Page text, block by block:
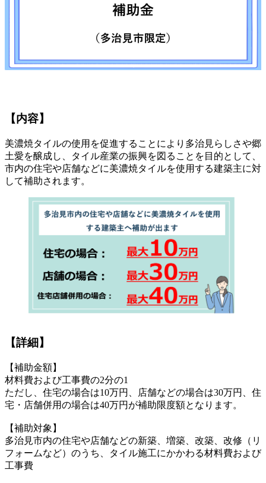
【内容】
美濃焼タイルの使用を促進することにより多治見らしさや郷
土愛を醸成し、タイル産業の振興を図ることを目的として、
市内の住宅や店舗などに美濃焼タイルを使用する建築主に対
して補助されます。
【詳細】
【補助金額】
材料費および工事費の2分の1
ただし、住宅の場合は10万円、店舗などの場合は30万円、住
宅・店舗併用の場合は40万円が補助限度額となります。
【補助対象】
多治見市内の住宅や店舗などの新築、増築、改築、改修（リ
フォームなど）のうち、タイル施工にかかわる材料費および
工事費